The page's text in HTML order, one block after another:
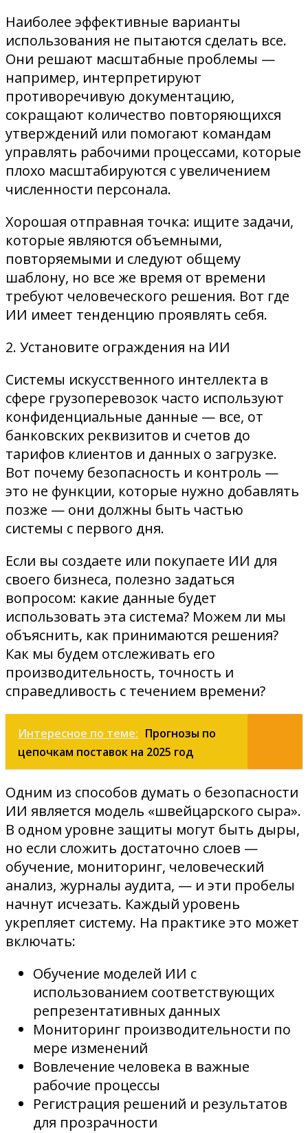
Наиболее эффективные варианты
использования не пытаются сделать все.
Они решают масштабные проблемы —
например, интерпретируют
противоречивую документацию,
сокращают количество повторяющихся
утверждений или помогают командам
управлять рабочими процессами, которые
плохо масштабируются с увеличением
численности персонала.
Хорошая отправная точка: ищите задачи,
которые являются объемными,
повторяемыми и следуют общему
шаблону, но все же время от времени
требуют человеческого решения. Вот где
ИИ имеет тенденцию проявлять себя.
2. Установите ограждения на ИИ
Системы искусственного интеллекта в
сфере грузоперевозок часто используют
конфиденциальные данные — все, от
банковских реквизитов и счетов до
тарифов клиентов и данных о загрузке.
Вот почему безопасность и контроль —
это не функции, которые нужно добавлять
позже — они должны быть частью
системы с первого дня.
Если вы создаете или покупаете ИИ для
своего бизнеса, полезно задаться
вопросом: какие данные будет
использовать эта система? Можем ли мы
объяснить, как принимаются решения?
Как мы будем отслеживать его
производительность, точность и
справедливость с течением времени?
Интересное по теме: Прогнозы по
цепочкам поставок на 2025 год
Одним из способов думать о безопасности
ИИ является модель «швейцарского сыра».
В одном уровне защиты могут быть дыры,
но если сложить достаточно слоев —
обучение, мониторинг, человеческий
анализ, журналы аудита, — и эти пробелы
начнут исчезать. Каждый уровень
укрепляет систему. На практике это может
включать:
Обучение моделей ИИ с
использованием соответствующих
репрезентативных данных
Мониторинг производительности по
мере изменений
Вовлечение человека в важные
рабочие процессы
Регистрация решений и результатов
для прозрачности